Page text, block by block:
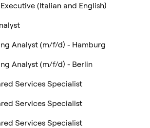
(Italian and English)
Analyst (m/f/d) - Hamburg
Analyst (m/f/d) - Berlin
Services Specialist
Services Specialist
Services Specialist